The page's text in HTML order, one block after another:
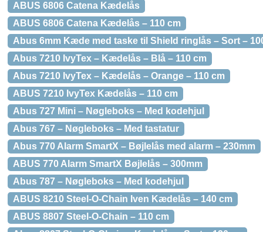
ABUS 6806 Catena Kædelås
ABUS 6806 Catena Kædelås – 110 cm
Abus 6mm Kæde med taske til Shield ringlås – Sort –
Abus 7210 IvyTex – Kædelås – Blå – 110 cm
Abus 7210 IvyTex – Kædelås – Orange – 110 cm
ABUS 7210 IvyTex Kædelås – 110 cm
Abus 727 Mini – Nøgleboks – Med kodehjul
Abus 767 – Nøgleboks – Med tastatur
Abus 770 Alarm SmartX – Bøjlelås med alarm – 230mm
ABUS 770 Alarm SmartX Bøjlelås – 300mm
Abus 787 – Nøgleboks – Med kodehjul
ABUS 8210 Steel-O-Chain Iven Kædelås – 140 cm
ABUS 8807 Steel-O-Chain – 110 cm